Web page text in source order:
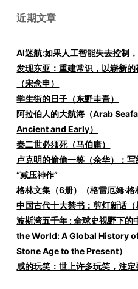
近期文章
AI迷航:如果人工智能失去控制
发现东亚：重建常识，以崭新
（宋念申）
学生街的日子（东野圭吾）
阿拉伯人的大航海（Arab
Ancient and Early）
秦二世必须死（马伯庸）
卢克明的偷偷一笑（余华）：
“减压神作”
格林文集（6册）（格雷厄姆·格
中国古代十大禁书：剪灯新话（
波斯湾五千年 : 全球史视野下
the World: A Global History
Stone Age to the Present）
咸的玩笑：世上许多玩笑，注定